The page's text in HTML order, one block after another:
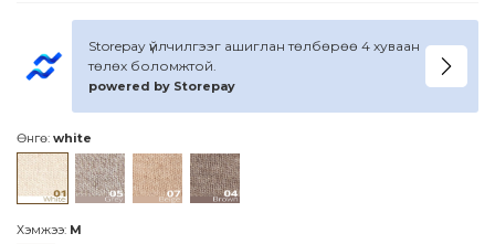
Storepay үйлчилгээг ашиглан төлбөрөө 4 хуваан
төлөх боломжтой.
powered by Storepay
Өнгө: white
Хэмжээ: M